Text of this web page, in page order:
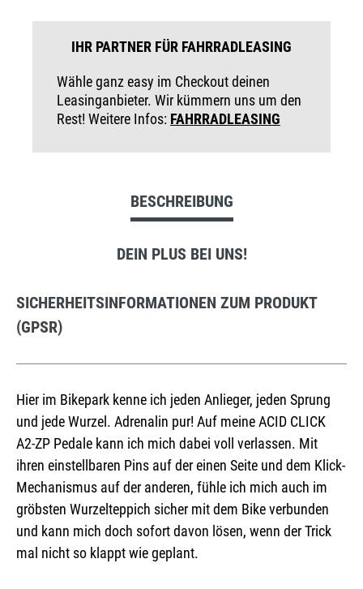
IHR PARTNER FÜR FAHRRADLEASING
Wähle ganz easy im Checkout deinen
Leasinganbieter. Wir kümmern uns um den
Rest! Weitere Infos: FAHRRADLEASING
BESCHREIBUNG
DEIN PLUS BEI UNS!
SICHERHEITSINFORMATIONEN ZUM PRODUKT
(GPSR)
Hier im Bikepark kenne ich jeden Anlieger, jeden Sprung
und jede Wurzel. Adrenalin pur! Auf meine ACID CLICK
A2-ZP Pedale kann ich mich dabei voll verlassen. Mit
ihren einstellbaren Pins auf der einen Seite und dem Klick-
Mechanismus auf der anderen, fühle ich mich auch im
gröbsten Wurzelteppich sicher mit dem Bike verbunden
und kann mich doch sofort davon lösen, wenn der Trick
mal nicht so klappt wie geplant.